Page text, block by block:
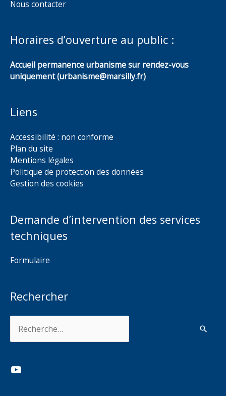
Nous contacter
Horaires d’ouverture au public :
Accueil permanence urbanisme sur rendez-vous
uniquement (urbanisme@marsilly.fr)
Liens
Accessibilité : non conforme
Plan du site
Mentions légales
Politique de protection des données
Gestion des cookies
Demande d’intervention des services
techniques
Formulaire
Rechercher
YouTube